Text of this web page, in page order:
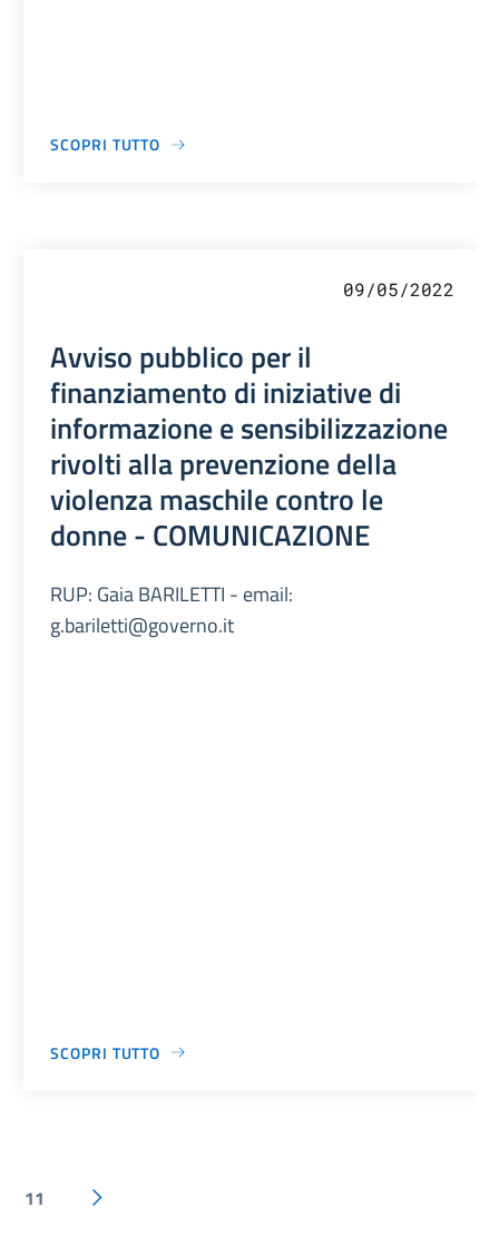
SCOPRI TUTTO
09/05/2022
Avviso pubblico per il
finanziamento di iniziative di
informazione e sensibilizzazione
rivolti alla prevenzione della
violenza maschile contro le
donne - COMUNICAZIONE
RUP: Gaia BARILETTI - email:
g.bariletti@governo.it
SCOPRI TUTTO
11